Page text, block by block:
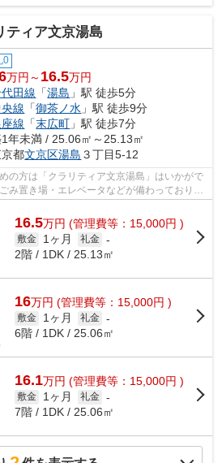
ティア文京湯島
0
万円～ 16.5万円
田線 「湯島 」駅 徒歩5分
線 「御茶ノ水 」駅 徒歩9分
線 「末広町 」駅 徒歩7分
年未満 / 25.06㎡～25.13㎡
都文京区湯島 ３丁目5-12
の方は「クラリティア文京湯島」はいかがで
み置き場・エレベータなどが備わっておりと
、徒歩5...
16.5万円 (管理費等：15,000円 )
敷金 1ヶ月 礼金 -
2階 / 1DK / 25.13㎡
16万円 (管理費等：15,000円 )
敷金 1ヶ月 礼金 -
6階 / 1DK / 25.06㎡
16.1万円 (管理費等：15,000円 )
敷金 1ヶ月 礼金 -
7階 / 1DK / 25.06㎡